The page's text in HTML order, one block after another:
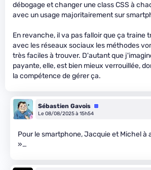
débogage et changer une class CSS à
avec un usage majoritairement sur
En revanche, il va pas falloir que ça traine
avec les réseaux sociaux les méthodes
très faciles à trouver. D'autant que
payante, elle, est bien mieux verrouillée,
la compétence de gérer ça.
Sébastien Gavois Équipe
Le 08/08/2025 à 15h54
Pour le smartphone, Jacquie et Michel à
»…